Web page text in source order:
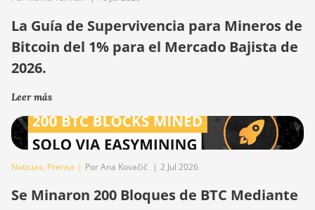
La Guía de Supervivencia para Mineros de
Bitcoin del 1% para el Mercado Bajista de
2026.
Leer más
Noticias, Prensa | Por Ana Kovačič | 2 Jul 2026
Se Minaron 200 Bloques de BTC Mediante